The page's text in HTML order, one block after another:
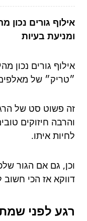
אילוף גורים נכון
ומניעת בעיות
אילוף גורים נכון
״טריק״ של
זה פשוט סט של
והרבה חיזוקים
לחיות איתו.
וכן, גם אם הגור
דווקא אז הכי חשוב
רגע לפני